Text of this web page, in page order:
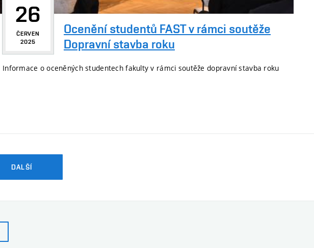
26
ČERVEN
2025
Ocenění studentů FAST v rámci soutěže
Dopravní stavba roku
Informace o oceněných studentech fakulty v rámci soutěže dopravní stavba roku
DALŠÍ